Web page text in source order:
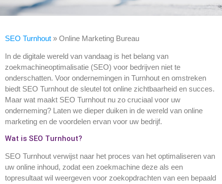
SEO Turnhout » Online Marketing Bureau
In de digitale wereld van vandaag is het belang van
zoekmachineoptimalisatie (SEO) voor bedrijven niet te
onderschatten. Voor ondernemingen in Turnhout en omstreken
biedt SEO Turnhout de sleutel tot online zichtbaarheid en succes.
Maar wat maakt SEO Turnhout nu zo cruciaal voor uw
onderneming? Laten we dieper duiken in de wereld van online
marketing en de voordelen ervan voor uw bedrijf.
Wat is SEO Turnhout?
SEO Turnhout verwijst naar het proces van het optimaliseren van
uw online inhoud, zodat een zoekmachine deze als een
topresultaat wil weergeven voor zoekopdrachten van een bepaald